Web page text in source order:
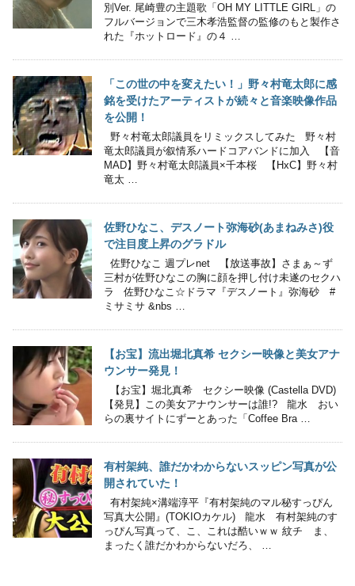
別Ver. 尾崎豊の主題歌「OH MY LITTLE GIRL」の
フルバージョンで三木孝浩監督の監修のもと製作さ
れた『ホットロード』の­４ …
「この世の中を変えたい！」野々村竜太郎に感
銘を受けたアーティストが続々と音楽映像作品
を公開！
野々村竜太郎議員をリミックスしてみた 野々村
竜太郎議員が叙情系ハードコアバンドに加入 【音
MAD】野々村竜太郎議員×千本桜 【HxC】野々村
竜太 …
佐野ひなこ、デスノート弥海砂(あまねみさ)役
で注目度上昇のグラドル
佐野ひなこ 週プレnet 【放送事故】さまぁ～ず
三村が佐野ひなこの胸に顔を押し付け未遂のセクハ
ラ 佐野ひなこ☆ドラマ『デスノート』弥海砂 #
ミサミサ &nbs …
【お宝】流出堀北真希 セクシー映像と美女アナ
ウンサー発見！
【お宝】堀北真希 セクシー映像 (Castella DVD)
【発見】この美女アナウンサーは誰!? 龍水 おい
らの裏サイトにずーとあった「Coffee Bra …
有村架純、誰だかわからないスッピン写真が公
開されていた！
有村架純×溝端淳平『有村架純のマル秘すっぴん
写真大公開』(TOKIOカケル) 龍水 有村架純のす
っぴん写真って、こ、これは酷いｗｗ 紋チ ま、
まったく誰だかわからないだろ、 …